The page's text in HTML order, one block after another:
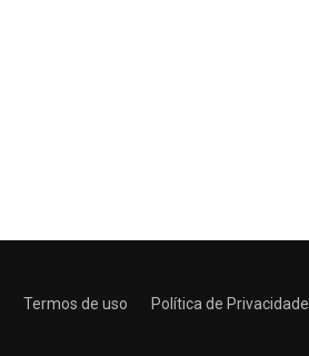
Termos de uso
Política de Privacidade